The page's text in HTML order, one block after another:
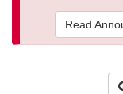
Read